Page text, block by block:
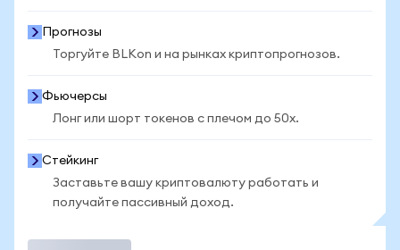
Прогнозы
Торгуйте BLKon и на рынках криптопрогнозов.
Фьючерсы
Лонг или шорт токенов с плечом до 50x.
Стейкинг
Заставьте вашу криптовалюту работать и
получайте пассивный доход.